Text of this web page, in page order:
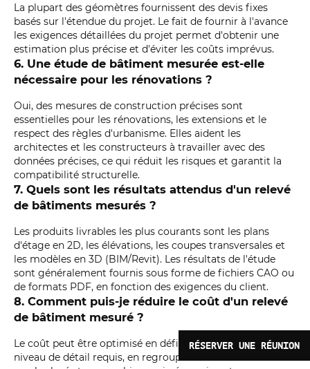
La plupart des géomètres fournissent des devis fixes
basés sur l'étendue du projet. Le fait de fournir à l'avance
les exigences détaillées du projet permet d'obtenir une
estimation plus précise et d'éviter les coûts imprévus.
6. Une étude de bâtiment mesurée est-elle
nécessaire pour les rénovations ?
Oui, des mesures de construction précises sont
essentielles pour les rénovations, les extensions et le
respect des règles d'urbanisme. Elles aident les
architectes et les constructeurs à travailler avec des
données précises, ce qui réduit les risques et garantit la
compatibilité structurelle.
7. Quels sont les résultats attendus d'un relevé
de bâtiments mesurés ?
Les produits livrables les plus courants sont les plans
d'étage en 2D, les élévations, les coupes transversales et
les modèles en 3D (BIM/Revit). Les résultats de l'étude
sont généralement fournis sous forme de fichiers CAO ou
de formats PDF, en fonction des exigences du client.
8. Comment puis-je réduire le coût d'un relevé
de bâtiment mesuré ?
Le coût peut être optimisé en définissant clairement le
niveau de détail requis, en regroupant des services tels
RÉSERVER UNE RÉUNION